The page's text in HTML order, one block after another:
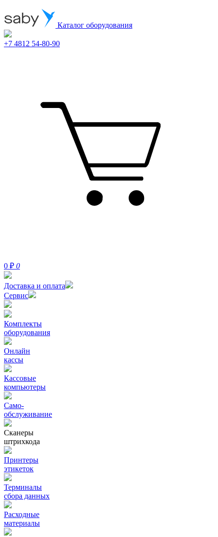
Каталог оборудования
+7 4812 54-80-90
0 ₽ 0
Доставка и оплата
Сервис
Комплекты
оборудования
Онлайн
кассы
Кассовые
компьютеры
Само-
обслуживание
Сканеры
штрихкода
Принтеры
этикеток
Терминалы
сбора данных
Расходные
материалы